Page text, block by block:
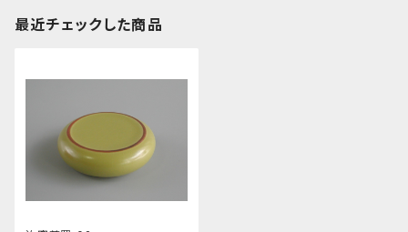
最近チェックした商品